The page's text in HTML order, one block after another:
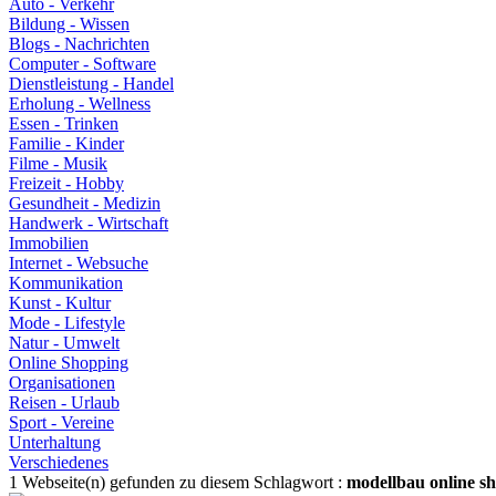
Bildung - Wissen
Blogs - Nachrichten
Computer - Software
Dienstleistung - Handel
Erholung - Wellness
Essen - Trinken
Familie - Kinder
Filme - Musik
Freizeit - Hobby
Gesundheit - Medizin
Handwerk - Wirtschaft
Immobilien
Internet - Websuche
Kommunikation
Kunst - Kultur
Mode - Lifestyle
Natur - Umwelt
Online Shopping
Organisationen
Reisen - Urlaub
Sport - Vereine
Unterhaltung
Verschiedenes
1 Webseite(n) gefunden zu diesem Schlagwort : modellbau online